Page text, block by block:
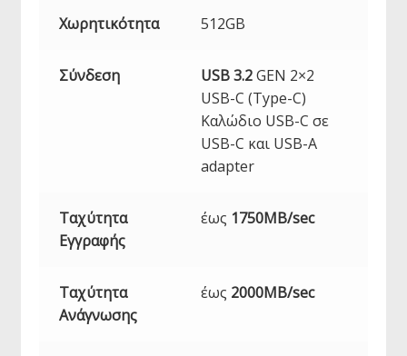
Χωρητικότητα 512GB
Σύνδεση USB 3.2GEN 2×2
USB-C (Type-C)
Καλώδιο USB-C σε
USB-C και USB-A
adapter
Ταχύτητα
Εγγραφής
έως 1750MB/sec
Ταχύτητα
Ανάγνωσης
έως 2000MB/sec